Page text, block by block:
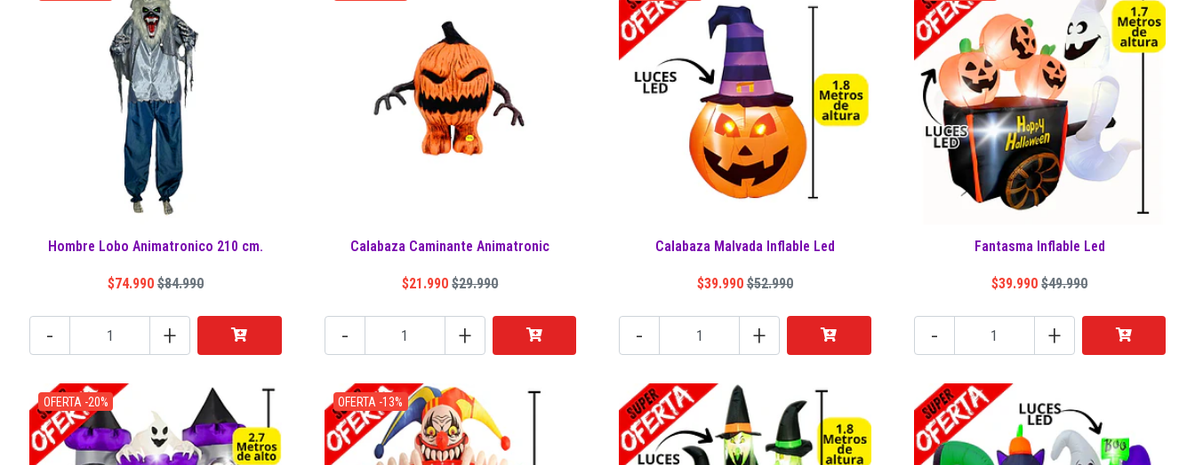
Hombre Lobo Animatronico 210 cm.
$74.990 $84.990
- +
Calabaza Caminante Animatronic
$21.990 $29.990
- +
Calabaza Malvada Inflable Led
$39.990 $52.990
- +
Fantasma Inflable Led
$39.990 $49.990
- +
OFERTA -20% OFERTA -13%